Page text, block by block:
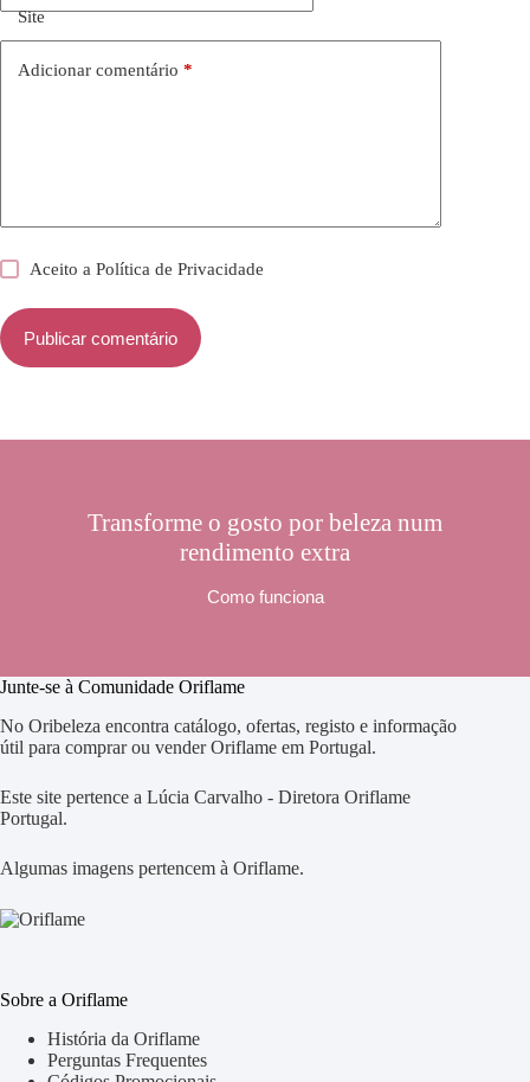
Site
Adicionar comentário *
Aceito aPolítica de Privacidade
Publicar comentário
Transforme o gosto por beleza num
rendimento extra
Como funciona
Junte-se à Comunidade Oriflame
No Oribeleza encontra catálogo, ofertas, registo e informação
útil para comprar ou vender Oriflame em Portugal.
Este site pertence a Lúcia Carvalho - Diretora Oriflame
Portugal.
Algumas imagens pertencem à Oriflame.
Sobre a Oriflame
História da Oriflame
Perguntas Frequentes